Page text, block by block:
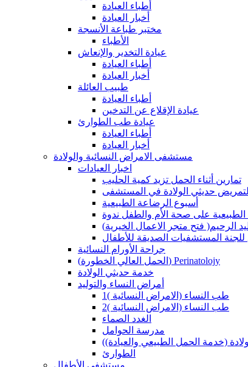
أطباء العيادة
أخبار العيادة
مختبر طباعة الأنسجة
الأطباء
عيادة التخدير والإنعاش
أطباء العيادة
أخبار العيادة
طبيب العائلة
أطباء العيادة
عيادة الإقلاع عن التدخين
عيادة طب الطوارئ
أطباء العيادة
أخبار العيادة
مستشفى الامراض النسائية والولادة
اخبار العيادات
تمارين أثناء الحمل تزيد كمية الحليب
حديثي الولادة في المستشفى
أسبوع الرضاعة الطبيعية
الطبيعية على صحة الأم والطفل ندوة
متجر اليد الرحيم
للجنة المستشفيات الصديقة للأطفال
جراحة الأورام النسائية
(الحمل العالي الخطورة) Perinatolojy
خدمة حديثي الولادة
أمراض النساء والتوليد
طب النساء (الامراض النسائية )1
طب النساء (الامراض النسائية )2
الغدد الصماء
مدرسة الحوامل
(خدمة الحمل الطبيعي والعيادة)
الطوارئ
مستشفى الأطفال